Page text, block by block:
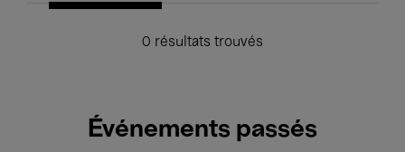
0 résultats trouvés
Événements passés